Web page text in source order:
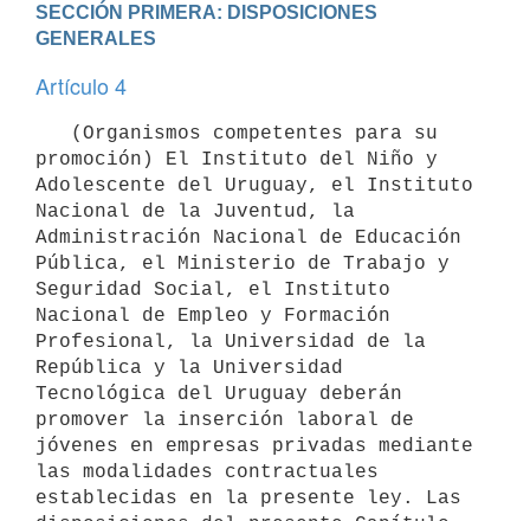
SECCIÓN PRIMERA: DISPOSICIONES
GENERALES
Artículo 4
promoción) El Instituto del Niño y
Adolescente del Uruguay, el Instituto
Nacional de la Juventud, la
Administración Nacional de Educación
Pública, el Ministerio de Trabajo y
Seguridad Social, el Instituto
Nacional de Empleo y Formación
Profesional, la Universidad de la
República y la Universidad
Tecnológica del Uruguay deberán
promover la inserción laboral de
jóvenes en empresas privadas mediante
las modalidades contractuales
establecidas en la presente ley. Las